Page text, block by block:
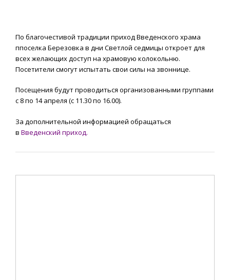
По благочестивой традиции приход Введенского храма
ппоселка Березовка в дни Светлой седмицы откроет для
всех желающих доступ на храмовую колокольню.
Посетители смогут испытать свои силы на звоннице.
Посещения будут проводиться организованными группами
с 8 по 14 апреля (с 11.30 по 16.00).
За дополнительной информацией обращаться
в Введенский приход.